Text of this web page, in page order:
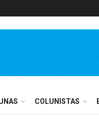
COLUNISTAS